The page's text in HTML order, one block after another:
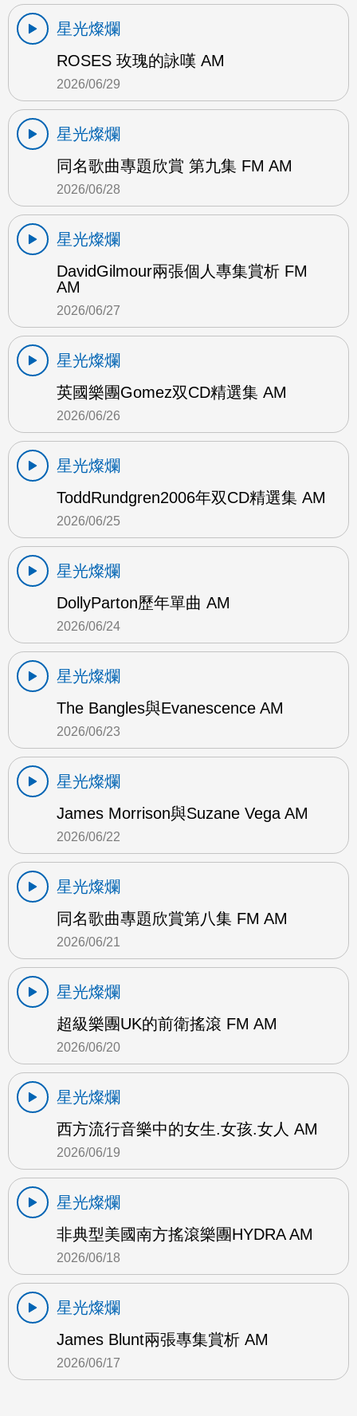
星光燦爛
ROSES 玫瑰的詠嘆 AM
2026/06/29
星光燦爛
同名歌曲專題欣賞 第九集 FM AM
2026/06/28
星光燦爛
DavidGilmour兩張個人專集賞析 FM
AM
2026/06/27
星光燦爛
英國樂團Gomez双CD精選集 AM
2026/06/26
星光燦爛
ToddRundgren2006年双CD精選集 AM
2026/06/25
星光燦爛
DollyParton歷年單曲 AM
2026/06/24
星光燦爛
The Bangles與Evanescence AM
2026/06/23
星光燦爛
James Morrison與Suzane Vega AM
2026/06/22
星光燦爛
同名歌曲專題欣賞第八集 FM AM
2026/06/21
星光燦爛
超級樂團UK的前衛搖滾 FM AM
2026/06/20
星光燦爛
西方流行音樂中的女生.女孩.女人 AM
2026/06/19
星光燦爛
非典型美國南方搖滾樂團HYDRA AM
2026/06/18
星光燦爛
James Blunt兩張專集賞析 AM
2026/06/17